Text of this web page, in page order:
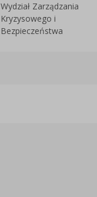
Wydział Zarządzania
Kryzysowego i
Bezpieczeństwa